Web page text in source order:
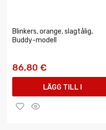
Blinkers, orange, slagtålig,
Buddy-modell
86,80 €
LÄGG TILL I
VARUKORGEN